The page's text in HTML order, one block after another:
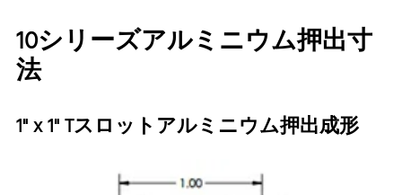
10シリーズアルミニウム押出寸
法
1" x 1" Tスロットアルミニウム押出成形